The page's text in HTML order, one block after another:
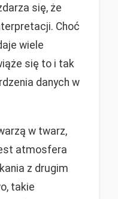
się, że
Choć
wiele
się to i tak
danych w
w twarz,
atmosfera
z drugim
takie